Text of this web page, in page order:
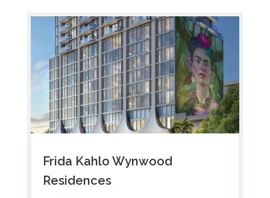
Frida Kahlo Wynwood
Residences